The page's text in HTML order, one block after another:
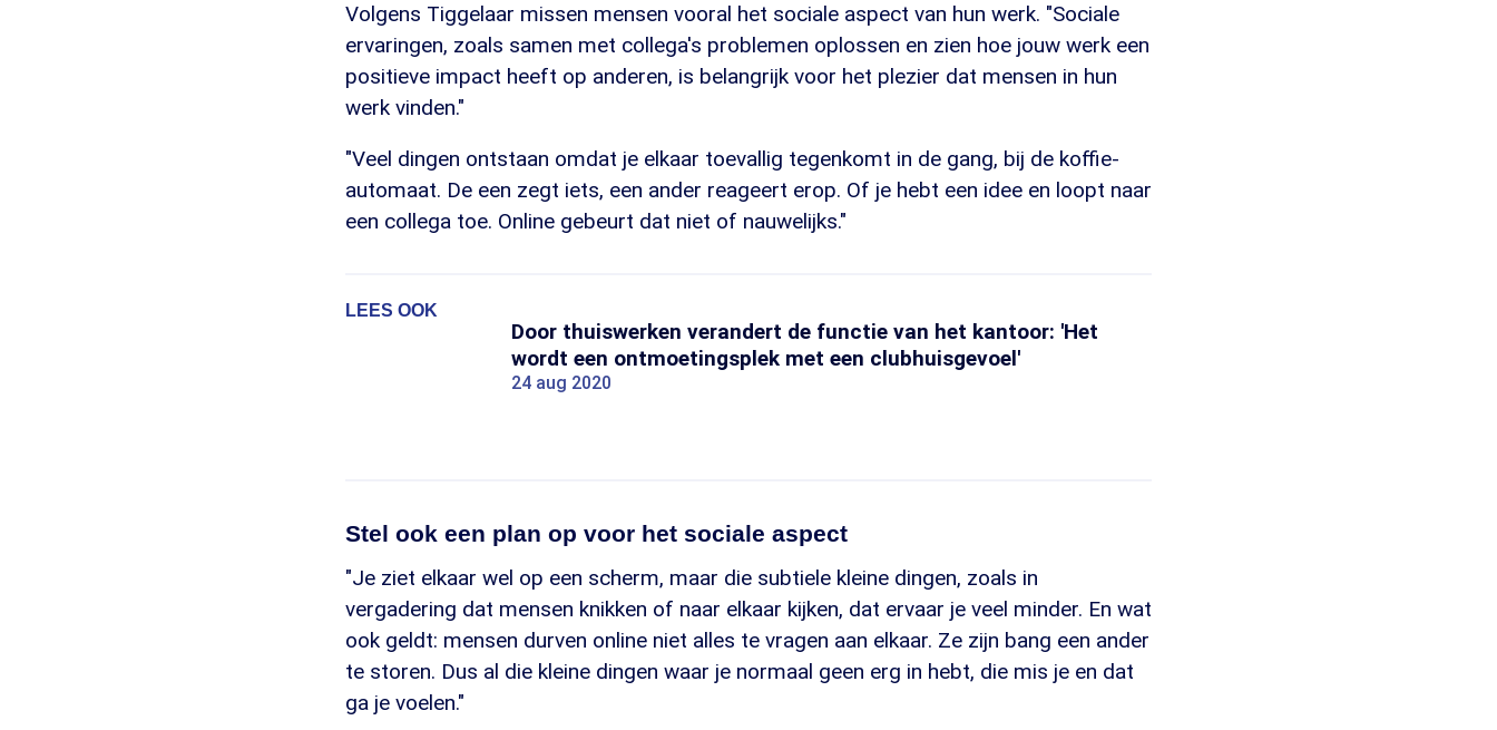
Volgens Tiggelaar missen mensen vooral het sociale aspect van hun werk. "Sociale
ervaringen, zoals samen met collega's problemen oplossen en zien hoe jouw werk een
positieve impact heeft op anderen, is belangrijk voor het plezier dat mensen in hun
werk vinden."
"Veel dingen ontstaan omdat je elkaar toevallig tegenkomt in de gang, bij de koffie-
automaat. De een zegt iets, een ander reageert erop. Of je hebt een idee en loopt naar
een collega toe. Online gebeurt dat niet of nauwelijks."
LEES OOK
Door thuiswerken verandert de functie van het kantoor: 'Het
wordt een ontmoetingsplek met een clubhuisgevoel'
24 aug 2020
Stel ook een plan op voor het sociale aspect
"Je ziet elkaar wel op een scherm, maar die subtiele kleine dingen, zoals in
vergadering dat mensen knikken of naar elkaar kijken, dat ervaar je veel minder. En wat
ook geldt: mensen durven online niet alles te vragen aan elkaar. Ze zijn bang een ander
te storen. Dus al die kleine dingen waar je normaal geen erg in hebt, die mis je en dat
ga je voelen."